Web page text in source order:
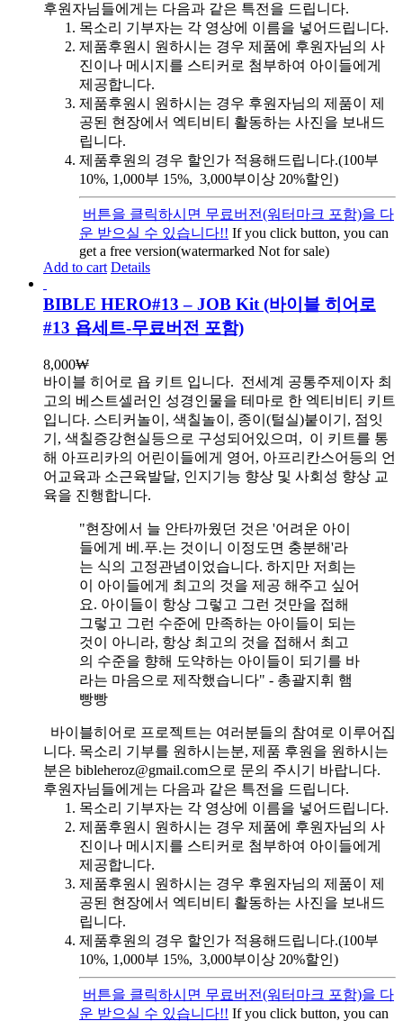
후원자님들에게는 다음과 같은 특전을 드립니다.
목소리 기부자는 각 영상에 이름을 넣어드립니다.
제품후원시 원하시는 경우 제품에 후원자님의 사
진이나 메시지를 스티커로 첨부하여 아이들에게
제공합니다.
제품후원시 원하시는 경우 후원자님의 제품이 제
공된 현장에서 엑티비티 활동하는 사진을 보내드
립니다.
제품후원의 경우 할인가 적용해드립니다.(100부
10%, 1,000부 15%, 3,000부이상 20%할인)
버튼을 클릭하시면 무료버전(워터마크 포함)을 다
운 받으실 수 있습니다!! If you click button, you can
get a free version(watermarked Not for sale)
Add to cart Details
BIBLE HERO#13 – JOB Kit (바이블 히어로
#13 욥세트-무료버전 포함)
8,000₩
바이블 히어로 욥 키트 입니다. 전세계 공통주제이자 최
고의 베스트셀러인 성경인물을 테마로 한 엑티비티 키트
입니다. 스티커놀이, 색칠놀이, 종이(털실)붙이기, 점잇
기, 색칠증강현실등으로 구성되어있으며, 이 키트를 통
해 아프리카의 어린이들에게 영어, 아프리칸스어등의 언
어교육과 소근육발달, 인지기능 향상 및 사회성 향상 교
육을 진행합니다.
"현장에서 늘 안타까웠던 것은 '어려운 아이
들에게 베.푸.는 것이니 이정도면 충분해'라
는 식의 고정관념이었습니다. 하지만 저희는
이 아이들에게 최고의 것을 제공 해주고 싶어
요. 아이들이 항상 그렇고 그런 것만을 접해
그렇고 그런 수준에 만족하는 아이들이 되는
것이 아니라, 항상 최고의 것을 접해서 최고
의 수준을 향해 도약하는 아이들이 되기를 바
라는 마음으로 제작했습니다" - 총괄지휘 햄
빵빵
바이블히어로 프로젝트는 여러분들의 참여로 이루어집
니다. 목소리 기부를 원하시는분, 제품 후원을 원하시는
분은 bibleheroz@gmail.com으로 문의 주시기 바랍니다.
후원자님들에게는 다음과 같은 특전을 드립니다.
목소리 기부자는 각 영상에 이름을 넣어드립니다.
제품후원시 원하시는 경우 제품에 후원자님의 사
진이나 메시지를 스티커로 첨부하여 아이들에게
제공합니다.
제품후원시 원하시는 경우 후원자님의 제품이 제
공된 현장에서 엑티비티 활동하는 사진을 보내드
립니다.
제품후원의 경우 할인가 적용해드립니다.(100부
10%, 1,000부 15%, 3,000부이상 20%할인)
버튼을 클릭하시면 무료버전(워터마크 포함)을 다
운 받으실 수 있습니다!! If you click button, you can